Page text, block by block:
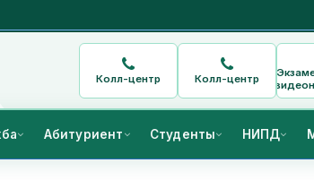
Колл-центр Колл-центр
Абитуриент Студенты НИПД